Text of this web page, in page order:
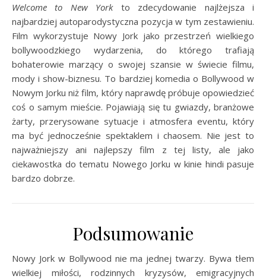
Welcome to New York to zdecydowanie najlżejsza i
najbardziej autoparodystyczna pozycja w tym zestawieniu.
Film wykorzystuje Nowy Jork jako przestrzeń wielkiego
bollywoodzkiego wydarzenia, do którego trafiają
bohaterowie marzący o swojej szansie w świecie filmu,
mody i show-biznesu. To bardziej komedia o Bollywood w
Nowym Jorku niż film, który naprawdę próbuje opowiedzieć
coś o samym mieście. Pojawiają się tu gwiazdy, branżowe
żarty, przerysowane sytuacje i atmosfera eventu, który
ma być jednocześnie spektaklem i chaosem. Nie jest to
najważniejszy ani najlepszy film z tej listy, ale jako
ciekawostka do tematu Nowego Jorku w kinie hindi pasuje
bardzo dobrze.
Podsumowanie
Nowy Jork w Bollywood nie ma jednej twarzy. Bywa tłem
wielkiej miłości, rodzinnych kryzysów, emigracyjnych